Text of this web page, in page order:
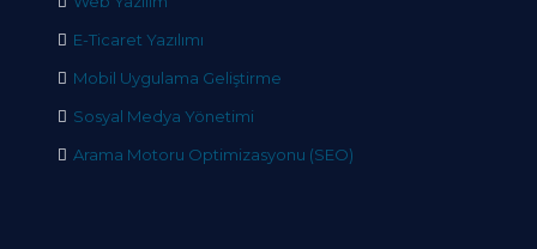
E-Ticaret Yazılımı
Mobil Uygulama Geliştirme
Sosyal Medya Yönetimi
Arama Motoru Optimizasyonu (SEO)